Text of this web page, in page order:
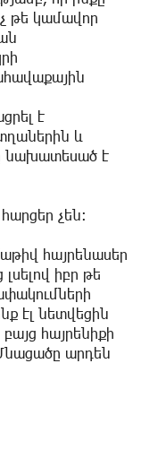
թե կամավոր
է
և
նախատեսած է
չեն։
հայրենասեր
իբր թե
էլ նետվեցին
հայրենիքի
արդեն